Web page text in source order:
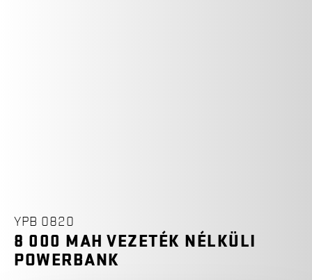
YPB 0820
8 000 MAH VEZETÉK NÉLKÜLI
POWERBANK